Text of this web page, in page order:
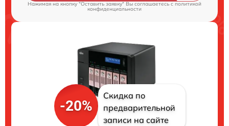
Нажимая на кнопку "Оставить заявку" Вы соглашаетесь cполитикой
конфиденциальности
-20%
Скидка по
предварительной
записи на сайте